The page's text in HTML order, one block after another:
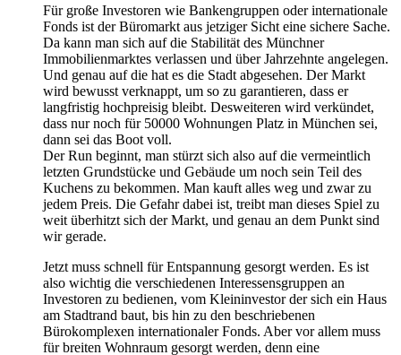
Für große Investoren wie Bankengruppen oder internationale
Fonds ist der Büromarkt aus jetziger Sicht eine sichere Sache.
Da kann man sich auf die Stabilität des Münchner
Immobilienmarktes verlassen und über Jahrzehnte angelegen.
Und genau auf die hat es die Stadt abgesehen. Der Markt
wird bewusst verknappt, um so zu garantieren, dass er
langfristig hochpreisig bleibt. Desweiteren wird verkündet,
dass nur noch für 50000 Wohnungen Platz in München sei,
dann sei das Boot voll.
Der Run beginnt, man stürzt sich also auf die vermeintlich
letzten Grundstücke und Gebäude um noch sein Teil des
Kuchens zu bekommen. Man kauft alles weg und zwar zu
jedem Preis. Die Gefahr dabei ist, treibt man dieses Spiel zu
weit überhitzt sich der Markt, und genau an dem Punkt sind
wir gerade.
Jetzt muss schnell für Entspannung gesorgt werden. Es ist
also wichtig die verschiedenen Interessensgruppen an
Investoren zu bedienen, vom Kleininvestor der sich ein Haus
am Stadtrand baut, bis hin zu den beschriebenen
Bürokomplexen internationaler Fonds. Aber vor allem muss
für breiten Wohnraum gesorgt werden, denn eine